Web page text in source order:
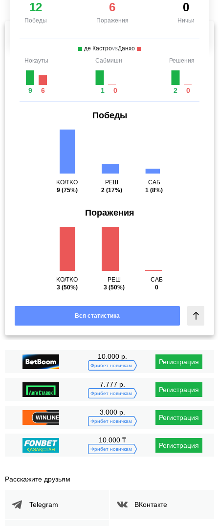
12
Победы
6
Поражения
0
Ничьи
де КастроvsДанхо
Нокауты
9 6
Сабмишн
1 0
Решения
2 0
Победы
KO/TKO
9(75%)
РЕШ
2(17%)
САБ
1 (8%)
Поражения
KO/TKO
3(50%)
РЕШ
3 (50%)
САБ
0
Вся статистика
10.000 р.
Фрибет новичкам Регистрация
7.777 р.
Фрибет новичкам Регистрация
3.000 р.
Фрибет новичкам Регистрация
10.000 ₸
Фрибет новичкам Регистрация
Расскажите друзьям
Telegram ВКонтакте